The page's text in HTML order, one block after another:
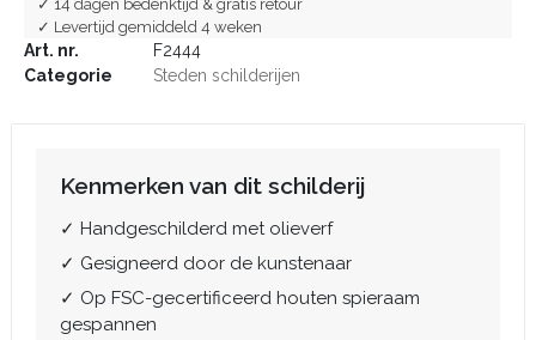
✓ 14 dagen bedenktijd & gratis retour
✓ Levertijd gemiddeld 4 weken
Art. nr.
F2444
Categorie
Steden schilderijen
Kenmerken van dit schilderij
✓ Handgeschilderd met olieverf
✓ Gesigneerd door de kunstenaar
✓ Op FSC-gecertificeerd houten spieraam
gespannen